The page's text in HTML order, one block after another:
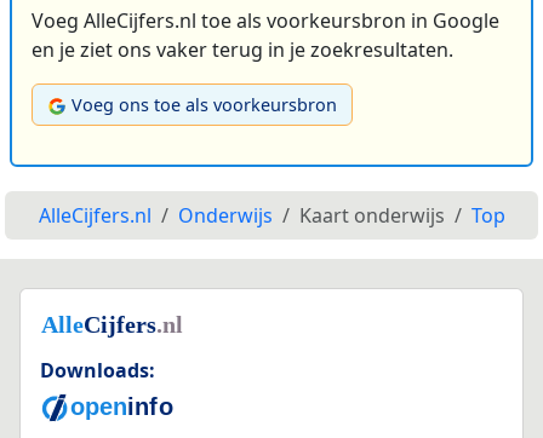
Voeg AlleCijfers.nl toe als voorkeursbron in Google
en je ziet ons vaker terug in je zoekresultaten.
Voeg ons toe als voorkeursbron
AlleCijfers.nl Onderwijs Kaart onderwijs Top
Downloads: